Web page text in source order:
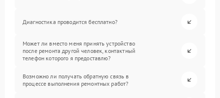
Диагностика проводится бесплатно?
Может ли вместо меня принять устройство
после ремонта другой человек, контактный
телефон которого я предоставлю?
Возможно ли получать обратную связь в
процессе выполнения ремонтных работ?